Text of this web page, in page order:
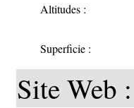
Altitudes :
Superficie :
Site Web :